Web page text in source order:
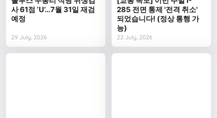
사 61점 ‘U’…7월 31일 재검
예정
29 July, 2026
285 전면 통제 '전격 취소'
되었습니다! (정상 통행 가
능)
22 July, 2026